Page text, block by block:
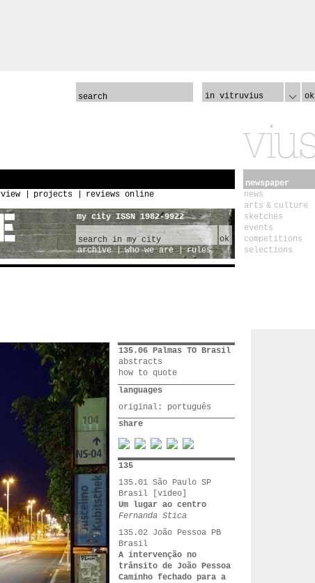
in vitruvius ok
projects reviews online
my city ISSN 1982-9922
ok
archive
who we are rules
135.06 Palmas TO Brasil
abstracts
how to quote
languages
original: português
share
135
135.01 São Paulo SP
Brasil [video]
Um lugar ao centro
Fernanda Stica
135.02 João Pessoa PB
Brasil
A intervenção no
trânsito de João Pessoa
Caminho fechado para a
newspaper
news
arts & culture
sketches
events
competitions
selections